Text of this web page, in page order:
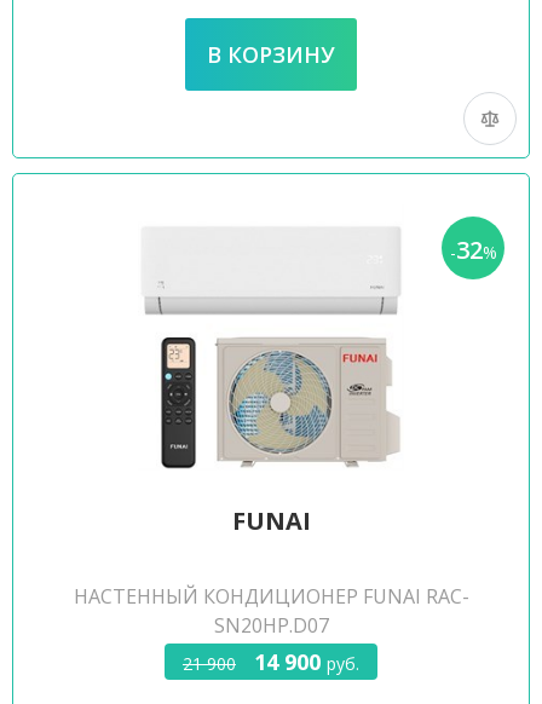
-32%
FUNAI
НАСТЕННЫЙ КОНДИЦИОНЕР FUNAI RAC-
SN20HP.D07
21 900 14 900 руб.